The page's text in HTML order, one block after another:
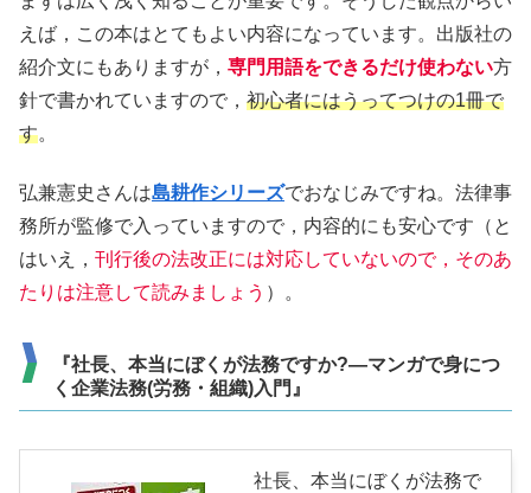
えば，この本はとてもよい内容になっています。出版社の
紹介文にもありますが， 専門用語をできるだけ使わない方
針で書かれていますので， 初心者にはうってつけの1冊で
す。
弘兼憲史さんは島耕作シリーズでおなじみですね。法律事
務所が監修で入っていますので，内容的にも安心です（と
はいえ， 刊行後の法改正には対応していないので，そのあ
たりは注意して読みましょう ）。
『社長、本当にぼくが法務ですか?―マンガで身につ
く企業法務(労務・組織)入門』
社長、本当にぼくが法務で